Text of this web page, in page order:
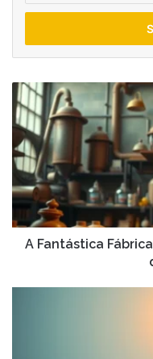
seu
de
A
Fantástica
Fábrica
de
Chocolate
na
visão
única
de
Burton
A Fantástica